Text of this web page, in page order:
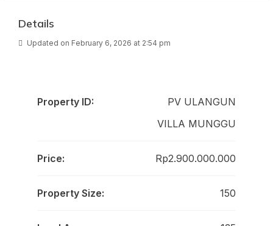
Details
Updated on February 6, 2026 at 2:54 pm
Property ID:
PV ULANGUN
VILLA MUNGGU
Price: Rp2.900.000.000
Property Size: 150